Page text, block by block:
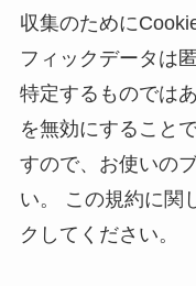
収集のために
フィックデータは
特定するものでは
を無効にすること
すので、お使いの
い。 この規約に関
クしてください。